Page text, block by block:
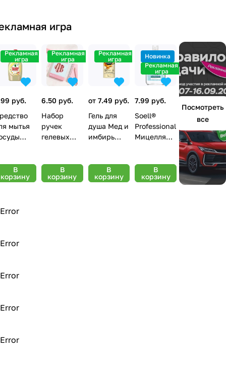
игра
Рекламная
игра
руб.
мытья
Е,
В
корзину
Рекламная
игра
6.50 руб.
Набор
ручек
гелевых
черный, 5
шт.
В
корзину
Рекламная
игра
от 7.49 руб.
Гель для
душа Мед и
имбирь
тонизирова
ние Sanfito
В
корзину
Новинка
Рекламная
игра
7.99 руб.
Soell®
Professional
Мицеллярн
ая, 600 мл
В
корзину
Посмотреть
все
Error
Error
Error
Error
Error